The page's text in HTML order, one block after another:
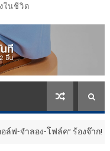
ในชีวิต
ฟล์ค” ร้องจ๊าก!! อุปกรณ์ม่วน